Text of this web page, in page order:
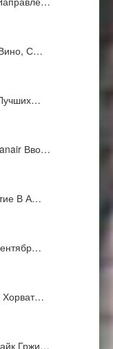
С…
Вво…
В А…
Хорват…
Гржи…